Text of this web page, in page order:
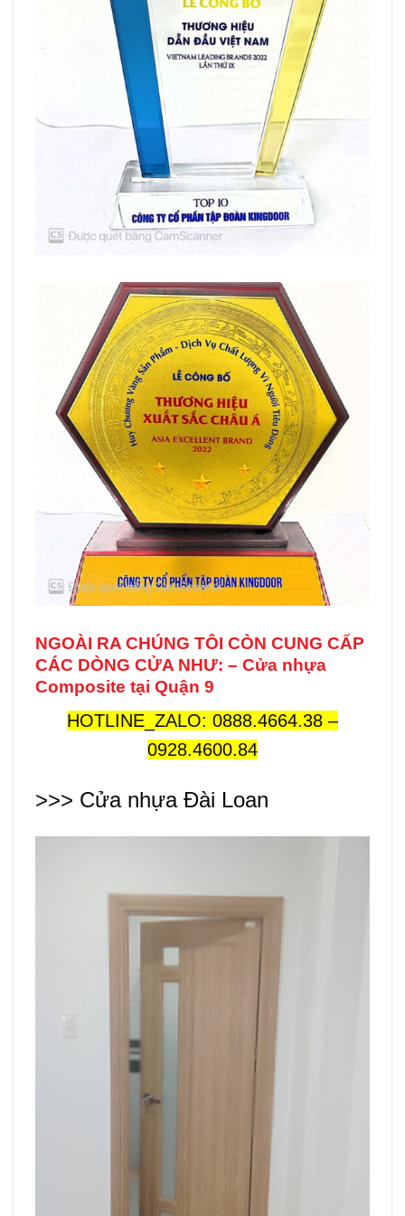
NGOÀI RA CHÚNG TÔI CÒN CUNG CẤP
CÁC DÒNG CỬA NHƯ: – Cửa nhựa
Composite tại Quận 9
HOTLINE_ZALO: 0888.4664.38 –
0928.4600.84
>>> Cửa nhựa Đài Loan